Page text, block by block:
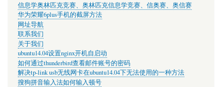
信息学奥林匹克竞赛、奥林匹克信息学竞赛、信奥赛、奥信赛
华为荣耀6plus手机的截屏方法
网址导航
联系我们
关于我们
ubuntu14.04设置nginx开机自启动
如何通过thunderbird查看邮件账号的密码
解决tp-link usb无线网卡在ubuntu14.04下无法使用的一种方法
搜狗拼音输入法如何输入顿号